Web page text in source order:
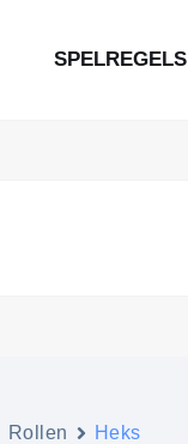
SPELREGELS
Rollen Heks